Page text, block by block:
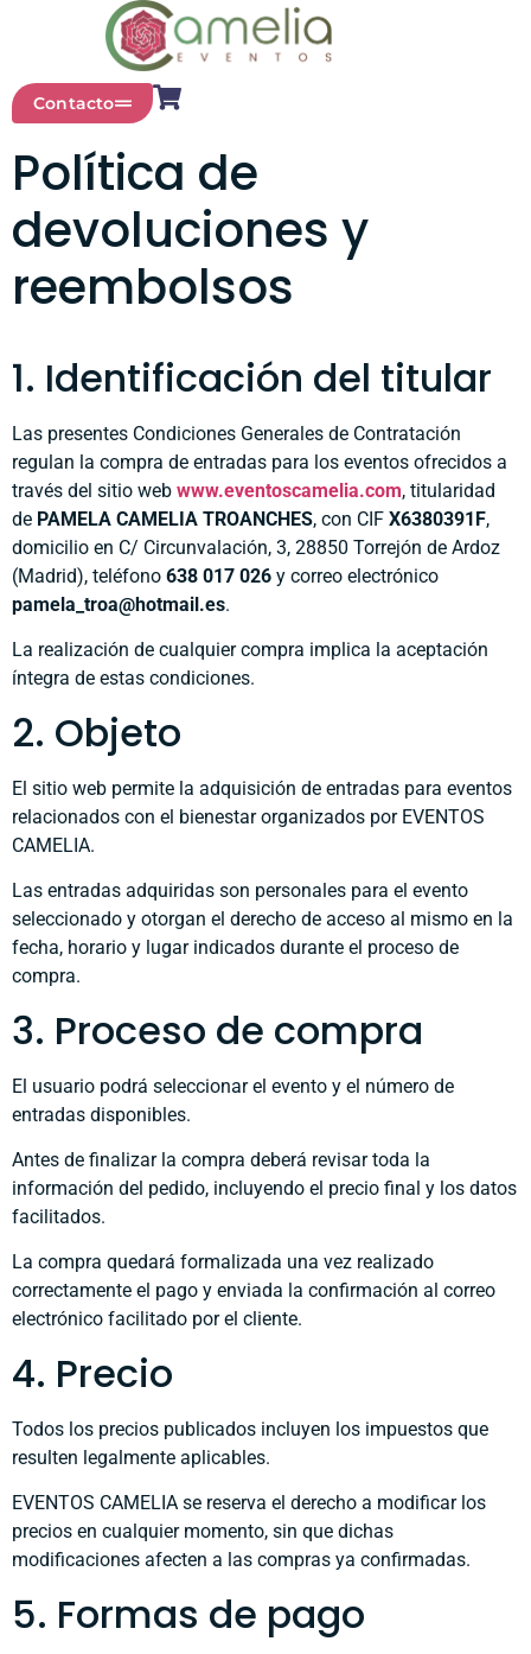
Contacto
Política de
devoluciones y
reembolsos
1. Identificación del titular
Las presentes Condiciones Generales de Contratación
regulan la compra de entradas para los eventos ofrecidos a
través del sitio web www.eventoscamelia.com, titularidad
de PAMELA CAMELIA TROANCHES, con CIF X6380391F,
domicilio en C/ Circunvalación, 3, 28850 Torrejón de Ardoz
(Madrid), teléfono 638 017 026 y correo electrónico
pamela_troa@hotmail.es.
La realización de cualquier compra implica la aceptación
íntegra de estas condiciones.
2. Objeto
El sitio web permite la adquisición de entradas para eventos
relacionados con el bienestar organizados por EVENTOS
CAMELIA.
Las entradas adquiridas son personales para el evento
seleccionado y otorgan el derecho de acceso al mismo en la
fecha, horario y lugar indicados durante el proceso de
compra.
3. Proceso de compra
El usuario podrá seleccionar el evento y el número de
entradas disponibles.
Antes de finalizar la compra deberá revisar toda la
información del pedido, incluyendo el precio final y los datos
facilitados.
La compra quedará formalizada una vez realizado
correctamente el pago y enviada la confirmación al correo
electrónico facilitado por el cliente.
4. Precio
Todos los precios publicados incluyen los impuestos que
resulten legalmente aplicables.
EVENTOS CAMELIA se reserva el derecho a modificar los
precios en cualquier momento, sin que dichas
modificaciones afecten a las compras ya confirmadas.
5. Formas de pago